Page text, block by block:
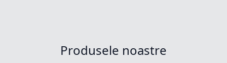
Produsele noastre